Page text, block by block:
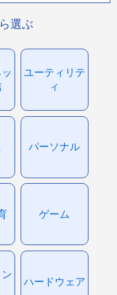
選ぶ
ユーティリテ
ィ
パーソナル
ゲーム
ハードウェア